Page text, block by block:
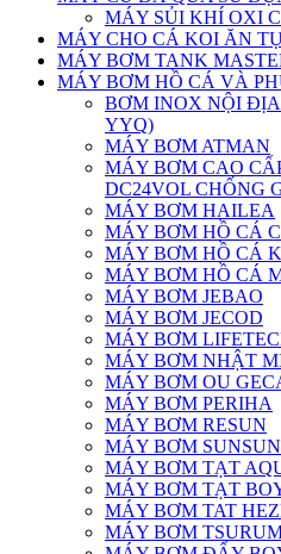
MÁY SỦI KHÍ OXI
MÁY CHO CÁ KOI ĂN
MÁY BƠM TANK
MÁY BƠM HỒ CÁ VÀ
BƠM INOX NỘI ĐỊA
YYQ)
MÁY BƠM ATMAN
MÁY BƠM CAO
DC24VOL CHỐNG
MÁY BƠM HAILEA
MÁY BƠM HỒ CÁ
MÁY BƠM HỒ CÁ
MÁY BƠM HỒ CÁ
MÁY BƠM JEBAO
MÁY BƠM JECOD
MÁY BƠM
MÁY BƠM NHẬT
MÁY BƠM OU
MÁY BƠM PERIHA
MÁY BƠM RESUN
MÁY BƠM
MÁY BƠM TẠT
MÁY BƠM TẠT
MÁY BƠM TAT
MÁY BƠM